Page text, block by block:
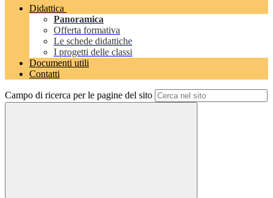
Didattica
Panoramica
Offerta formativa
Le schede didattiche
I progetti delle classi
Documenti utili
Contatti
Campo di ricerca per le pagine del sito